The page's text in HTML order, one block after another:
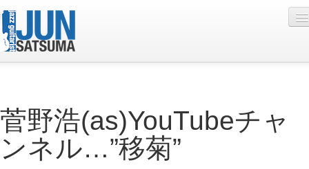
Live Schedule
Discography
菅野浩(as)YouTubeチャ
ンネル…”移菊”